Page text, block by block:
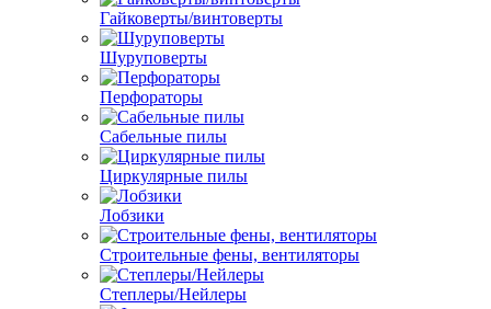
Гайковерты/винтоверты
Шуруповерты
Перфораторы
Сабельные пилы
Циркулярные пилы
Лобзики
Строительные фены, вентиляторы
Степлеры/Нейлеры